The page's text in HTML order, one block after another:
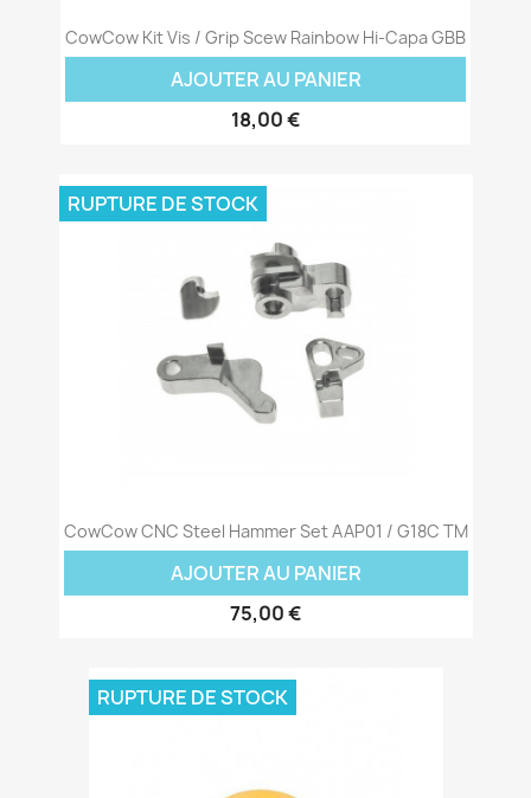
CowCow Kit Vis / Grip Scew Rainbow Hi-Capa GBB
AJOUTER AU PANIER
18,00 €
CowCow CNC Steel Hammer Set AAP01 / G18C TM
AJOUTER AU PANIER
75,00 €
RUPTURE DE STOCK
RUPTURE DE STOCK